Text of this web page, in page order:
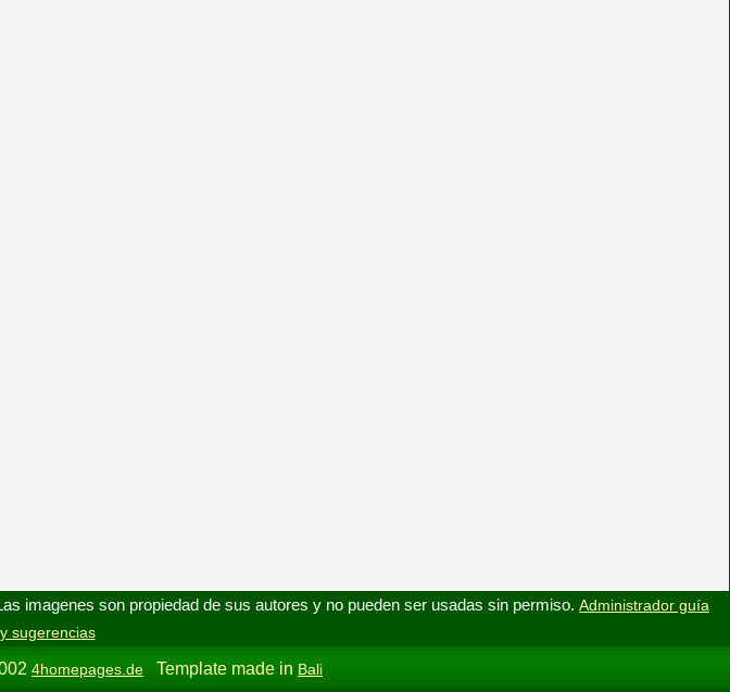
imagenes son propiedad de sus autores y no pueden ser usadas sin permiso. Administrador guía
sugerencias
4homepages.de Template made in Bali